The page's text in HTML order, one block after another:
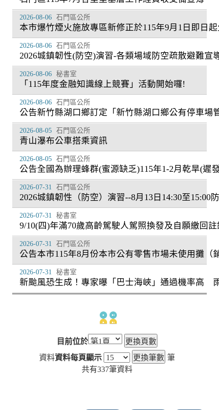
本市爆竹煙火施放專區新修正於115年9月1日即日
石門區公所
2026-08-06
2026城鎮韌性(防空)演習-各類場域防空疏散避難宣
石門區公所
2026-08-06
「115年度金融知識線上競賽」活動開始囉!
秘書室
2026-08-06
公告新竹縣湖口鄉訂定「新竹縣湖口鄉公有停車場
石門區公所
2026-08-06
青山瀑布公車搭乘資訊
石門區公所
2026-08-05
公告全國為辦理蜂群(蜜源缺乏)115年1-2月乾旱(遲
石門區公所
2026-08-05
2026城鎮韌性（防空）演習--8月13日14:30至15:00
石門區公所
2026-07-31
9/10(四)年滿70歲高齡駕駛人駕照換發及自願繳回
秘書室
2026-07-31
公告本市115年8月份本市公有零售市場未使用攤
石門區公所
2026-07-31
新颱風恐生成！專家曝「巴士海峽」通過機率高
秘書室
2026-07-31
目前位於
資料資料每頁顯示
筆
共有337筆資料